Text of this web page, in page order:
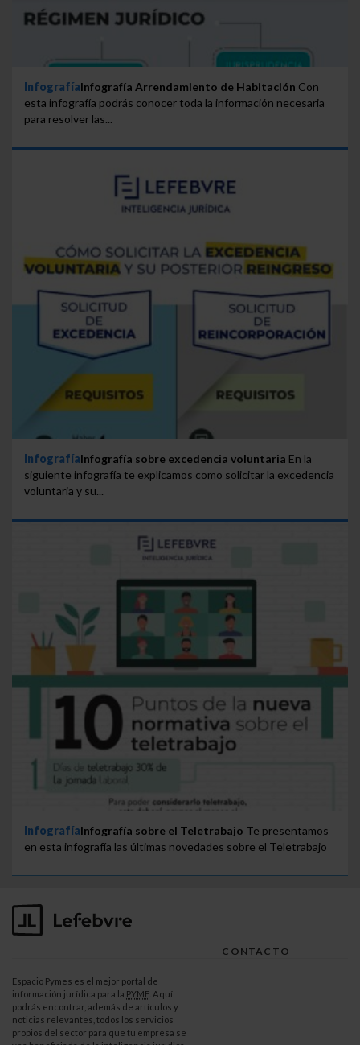
InfografíaInfografía Arrendamiento de Habitación Con
esta infografía podrás conocer toda la información necesaria
para resolver las...
InfografíaInfografía sobre excedencia voluntaria En la
siguiente infografía te explicamos como solicitar la excedencia
voluntaria y su...
InfografíaInfografía sobre el Teletrabajo Te presentamos
en esta infografía las últimas novedades sobre el Teletrabajo
CONTACTO
Espacio Pymes es el mejor portal de
información jurídica para la PYME . Aquí
podrás encontrar, además de artículos y
noticias relevantes, todos los servicios
propios del sector para que tu empresa se